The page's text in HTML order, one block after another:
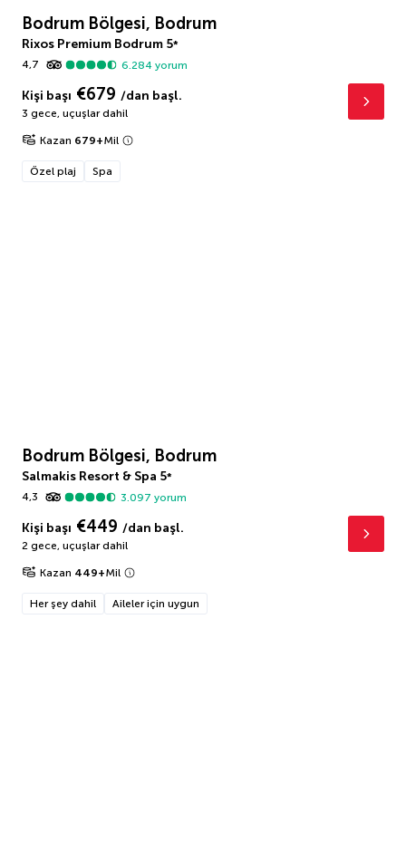
Bodrum Bölgesi, Bodrum
Rixos Premium Bodrum 5*
4,7
6.284 yorum
Kişi başı €679 /dan başl.
3 gece, uçuşlar dahil
Kazan 679+Mil
Özel plaj Spa
Bodrum Bölgesi, Bodrum
Salmakis Resort & Spa 5*
4,3
3.097 yorum
Kişi başı €449 /dan başl.
2 gece, uçuşlar dahil
Kazan 449+Mil
Her şey dahil Aileler için uygun